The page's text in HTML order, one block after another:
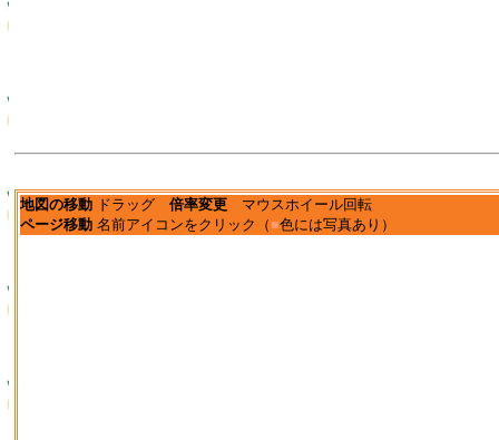
地図の移動 ドラッグ 倍率変更 マウスホイール回転
ページ移動 名前アイコンをクリック（ ■色には写真あり）